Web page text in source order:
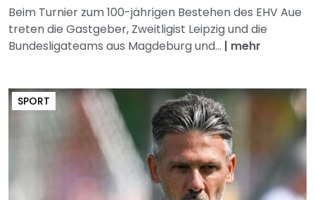
Beim Turnier zum 100-jährigen Bestehen des EHV Aue
treten die Gastgeber, Zweitligist Leipzig und die
Bundesligateams aus Magdeburg und... | mehr
SPORT